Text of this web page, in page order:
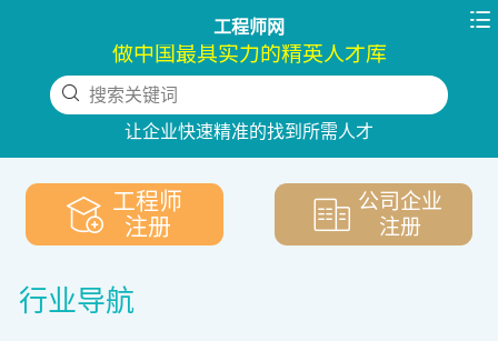
工程师网 
做中国最具实力的精英人才库
搜索关键词
让企业快速精准的找到所需人才
下拉刷新
工程师
注册
公司企业
注册
行业导航